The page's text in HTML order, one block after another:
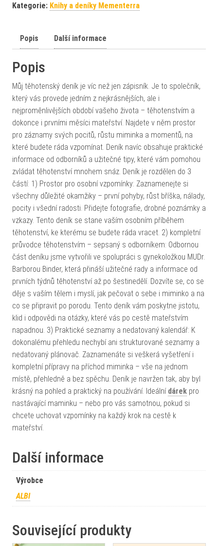
Kategorie: Knihy a deníky Mementerra
Popis Další informace
Popis
Můj těhotenský deník je víc než jen zápisník. Je to společník,
který vás provede jedním z nejkrásnějších, ale i
nejproměnlivějších období vašeho života – těhotenstvím a
dokonce i prvními měsíci mateřství. Najdete v něm prostor
pro záznamy svých pocitů, růstu miminka a momentů, na
které budete ráda vzpomínat. Deník navíc obsahuje praktické
informace od odborníků a užitečné tipy, které vám pomohou
zvládat těhotenství mnohem snáz. Deník je rozdělen do 3
částí: 1) Prostor pro osobní vzpomínky: Zaznamenejte si
všechny důležité okamžiky – první pohyby, růst bříška, nálady,
pocity i všední radosti. Přidejte fotografie, drobné poznámky a
vzkazy. Tento deník se stane vaším osobním příběhem
těhotenství, ke kterému se budete ráda vracet. 2) kompletní
průvodce těhotenstvím – sepsaný s odborníkem: Odbornou
část deníku jsme vytvořili ve spolupráci s gynekoložkou MUDr.
Barborou Binder, která přináší užitečné rady a informace od
prvních týdnů těhotenství až po šestinedělí. Dozvíte se, co se
děje s vaším tělem i myslí, jak pečovat o sebe i miminko a na
co se připravit po porodu. Tento deník vám poskytne jistotu,
klid i odpovědi na otázky, které vás po cestě mateřstvím
napadnou. 3) Praktické seznamy a nedatovaný kalendář: K
dokonalému přehledu nechybí ani strukturované seznamy a
nedatovaný plánovač. Zaznamenáte si veškerá vyšetření i
kompletní přípravy na příchod miminka – vše na jednom
místě, přehledně a bez spěchu. Deník je navržen tak, aby byl
krásný na pohled a praktický na používání. Ideální dárek pro
nastávající maminku – nebo pro vás samotnou, pokud si
chcete uchovat vzpomínky na každý krok na cestě k
mateřství.
Další informace
Výrobce
ALBI
Související produkty